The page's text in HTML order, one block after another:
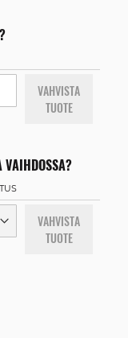
VAHVISTA
TUOTE
VAIHDOSSA?
VAHVISTA
TUOTE